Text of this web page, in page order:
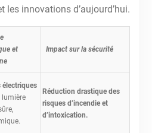
les innovations d’aujourd’hui.
et
Impact sur la sécurité
électriques
Réduction drastique des
risques d’incendie et
d’intoxication.